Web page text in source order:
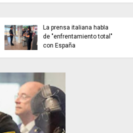
Detenido en Zamora tras
retener y agredir a su
pareja